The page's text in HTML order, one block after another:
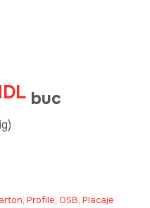
Prețul
curent
buc
Profile, OSB, Placaje